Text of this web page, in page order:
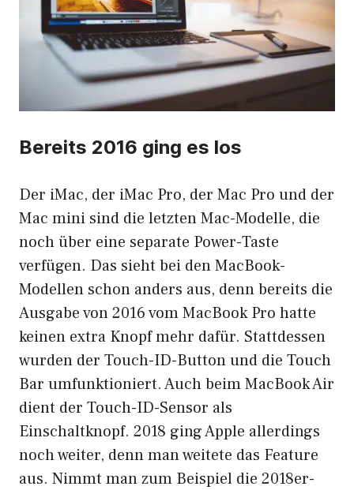
Bereits 2016 ging es los
Der iMac, der iMac Pro, der Mac Pro und der
Mac mini sind die letzten Mac-Modelle, die
noch über eine separate Power-Taste
verfügen. Das sieht bei den MacBook-
Modellen schon anders aus, denn bereits die
Ausgabe von 2016 vom MacBook Pro hatte
keinen extra Knopf mehr dafür. Stattdessen
wurden der Touch-ID-Button und die Touch
Bar umfunktioniert. Auch beim MacBook Air
dient der Touch-ID-Sensor als
Einschaltknopf. 2018 ging Apple allerdings
noch weiter, denn man weitete das Feature
aus. Nimmt man zum Beispiel die 2018er-